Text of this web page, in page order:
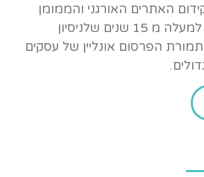
האתרים האורגני והממומן
בישראל ובחו”ל. למעלה מ 15 שנים שלניסיון
הפרסום אונליין של עסקים